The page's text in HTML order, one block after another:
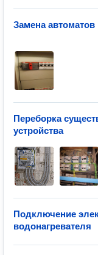
Замена автоматов
Переборка
устройства
Подключение
водонагревателя